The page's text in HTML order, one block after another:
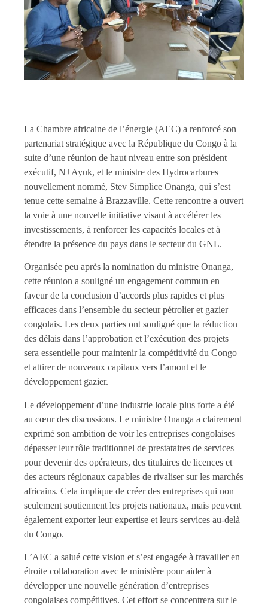
La Chambre africaine de l’énergie (AEC) a renforcé son
partenariat stratégique avec la République du Congo à la
suite d’une réunion de haut niveau entre son président
exécutif, NJ Ayuk, et le ministre des Hydrocarbures
nouvellement nommé, Stev Simplice Onanga, qui s’est
tenue cette semaine à Brazzaville. Cette rencontre a ouvert
la voie à une nouvelle initiative visant à accélérer les
investissements, à renforcer les capacités locales et à
étendre la présence du pays dans le secteur du GNL.
Organisée peu après la nomination du ministre Onanga,
cette réunion a souligné un engagement commun en
faveur de la conclusion d’accords plus rapides et plus
efficaces dans l’ensemble du secteur pétrolier et gazier
congolais. Les deux parties ont souligné que la réduction
des délais dans l’approbation et l’exécution des projets
sera essentielle pour maintenir la compétitivité du Congo
et attirer de nouveaux capitaux vers l’amont et le
développement gazier.
Le développement d’une industrie locale plus forte a été
au cœur des discussions. Le ministre Onanga a clairement
exprimé son ambition de voir les entreprises congolaises
dépasser leur rôle traditionnel de prestataires de services
pour devenir des opérateurs, des titulaires de licences et
des acteurs régionaux capables de rivaliser sur les marchés
africains. Cela implique de créer des entreprises qui non
seulement soutiennent les projets nationaux, mais peuvent
également exporter leur expertise et leurs services au-delà
du Congo.
L’AEC a salué cette vision et s’est engagée à travailler en
étroite collaboration avec le ministère pour aider à
développer une nouvelle génération d’entreprises
congolaises compétitives. Cet effort se concentrera sur le